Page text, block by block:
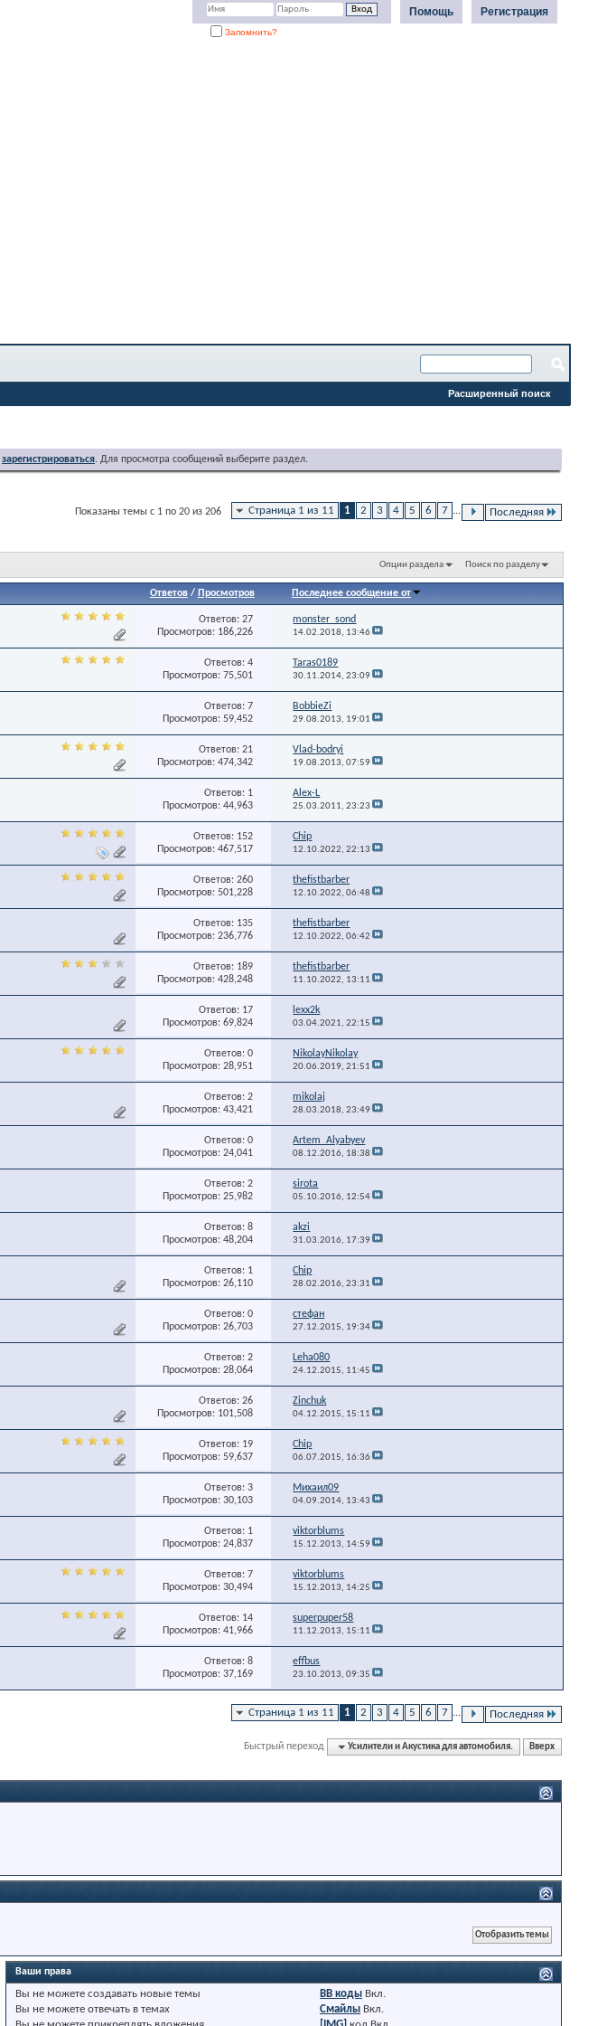
Регистрация
Помощь
Запомнить?
Расширенный поиск
зарегистрироваться. Для просмотра сообщений выберите раздел.
Страница 1 из 11 1 2 3 4 5 6 7 ... Последняя
Показаны темы с 1 по 20 из 206
Опции раздела Поиск по разделу
Ответов/ Просмотров Последнее сообщение от
Ответов: 27
Просмотров: 186,226
monster_sond
14.02.2018, 13:46
Ответов: 4
Просмотров: 75,501
Taras0189
30.11.2014,23:09
Ответов: 7
Просмотров: 59,452
BobbieZi
29.08.2013, 19:01
Ответов: 21
Просмотров: 474,342
Vlad-bodryi
19.08.2013,07:59
Ответов: 1
Просмотров: 44,963
Alex-L
25.03.2011,23:23
Ответов: 152
Просмотров: 467,517
Chip
12.10.2022,22:13
Ответов: 260
Просмотров: 501,228
thefistbarber
12.10.2022,06:48
Ответов: 135
Просмотров: 236,776
thefistbarber
12.10.2022,06:42
Ответов: 189
Просмотров: 428,248
thefistbarber
11.10.2022, 13:11
Ответов: 17
Просмотров: 69,824
lexx2k
03.04.2021,22:15
Ответов: 0
Просмотров: 28,951
NikolayNikolay
20.06.2019,21:51
Ответов: 2
Просмотров: 43,421
mikolaj
28.03.2018,23:49
Ответов: 0
Просмотров: 24,041
Artem_Alyabyev
08.12.2016, 18:38
Ответов: 2
Просмотров: 25,982
sirota
05.10.2016, 12:54
Ответов: 8
Просмотров: 48,204
akzi
31.03.2016, 17:39
Ответов: 1
Просмотров: 26,110
Chip
28.02.2016,23:31
Ответов: 0
Просмотров: 26,703
стефан
27.12.2015, 19:34
Ответов: 2
Просмотров: 28,064
Leha080
24.12.2015, 11:45
Ответов: 26
Просмотров: 101,508
Zinchuk
04.12.2015, 15:11
Ответов: 19
Просмотров: 59,637
Chip
06.07.2015, 16:36
Ответов: 3
Просмотров: 30,103
Михаил09
04.09.2014, 13:43
Ответов: 1
Просмотров: 24,837
viktorblums
15.12.2013, 14:59
Ответов: 7
Просмотров: 30,494
viktorblums
15.12.2013, 14:25
Ответов: 14
Просмотров: 41,966
superpuper58
11.12.2013, 15:11
Ответов: 8
Просмотров: 37,169
effbus
23.10.2013,09:35
Страница 1 из 11 1 2 3 4 5 6 7 ... Последняя
Быстрый переход Усилители и Акустика для автомобиля. Вверх
Ваши права
Вы не можете создавать новые темы
Вы не можете отвечать в темах
BB коды Вкл.
Смайлы Вкл.